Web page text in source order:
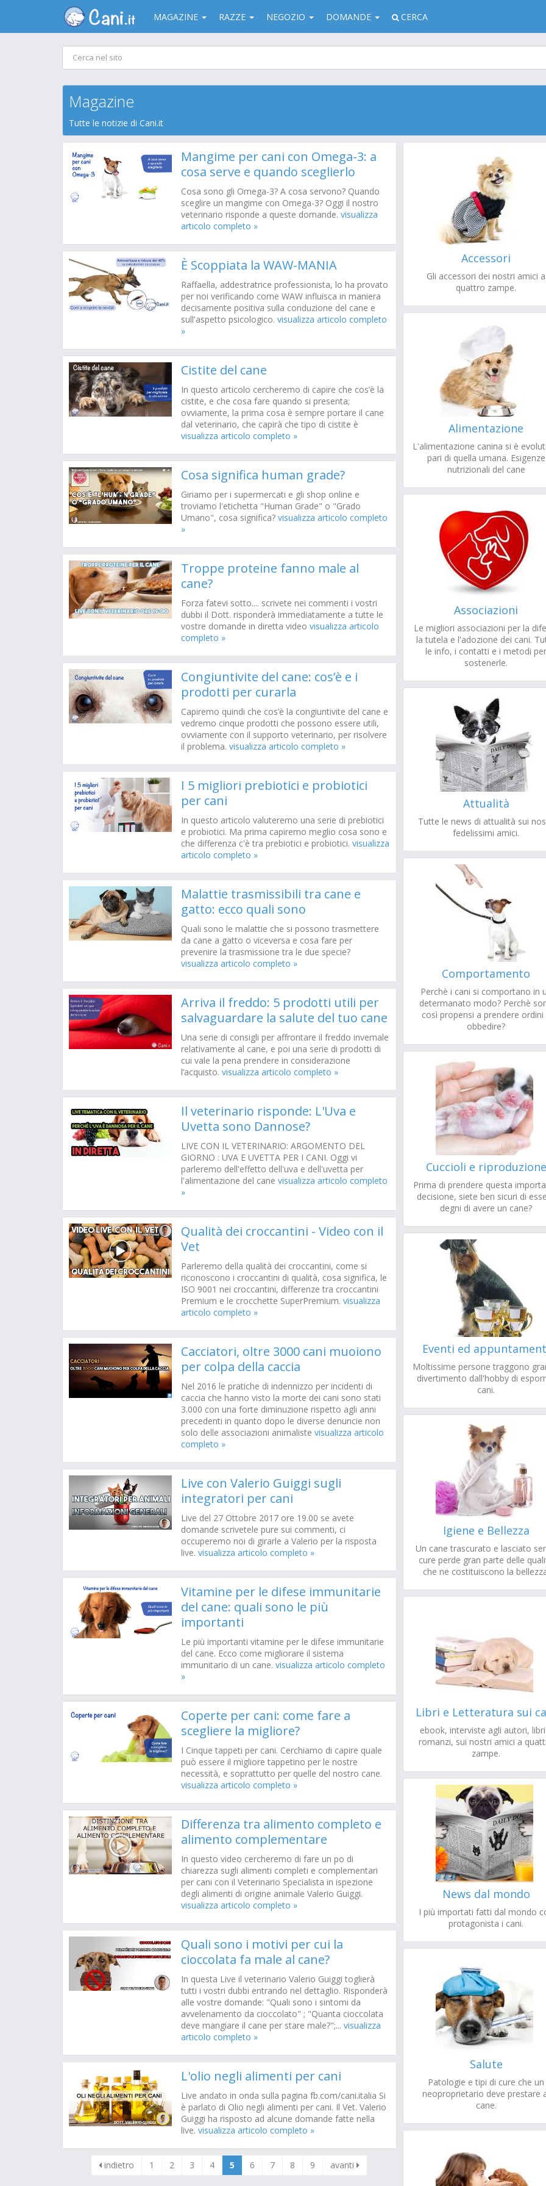
MAGAZINE RAZZE NEGOZIO DOMANDE CERCA
Magazine
Tutte le notizie di Cani.it
Mangime per cani con Omega-3: a
cosa serve e quando sceglierlo
Cosa sono gli Omega-3? A cosa servono? Quando
sceglire un mangime con Omega-3? Oggi il nostro
veterinario risponde a queste domande. visualizza
articolo completo »
È Scoppiata la WAW-MANIA
Raffaella, addestratrice professionista, lo ha provato
per noi verificando come WAW influisca in maniera
decisamente positiva sulla conduzione del cane e
sull'aspetto psicologico. visualizza articolo completo
»
Cistite del cane
In questo articolo cercheremo di capire che cos’è la
cistite, e che cosa fare quando si presenta;
ovviamente, la prima cosa è sempre portare il cane
dal veterinario, che capirà che tipo di cistite è
visualizza articolo completo »
Cosa significa human grade?
Giriamo per i supermercati e gli shop online e
troviamo l'etichetta "Human Grade" o "Grado
Umano", cosa significa? visualizza articolo completo
»
Troppe proteine fanno male al
cane?
Forza fatevi sotto.... scrivete nei commenti i vostri
dubbi il Dott. risponderà immediatamente a tutte le
vostre domande in diretta video visualizza articolo
completo »
Congiuntivite del cane: cos’è e i
prodotti per curarla
Capiremo quindi che cos’è la congiuntivite del cane e
vedremo cinque prodotti che possono essere utili,
ovviamente con il supporto veterinario, per risolvere
il problema. visualizza articolo completo »
I 5 migliori prebiotici e probiotici
per cani
In questo articolo valuteremo una serie di prebiotici
e probiotici. Ma prima capiremo meglio cosa sono e
che differenza c'è tra prebiotici e probiotici. visualizza
articolo completo »
Malattie trasmissibili tra cane e
gatto: ecco quali sono
Quali sono le malattie che si possono trasmettere
da cane a gatto o viceversa e cosa fare per
prevenire la trasmissione tra le due specie?
visualizza articolo completo »
Arriva il freddo: 5 prodotti utili per
salvaguardare la salute del tuo cane
Una serie di consigli per affrontare il freddo invernale
relativamente al cane, e poi una serie di prodotti di
cui vale la pena prendere in considerazione
l’acquisto. visualizza articolo completo »
Il veterinario risponde: L'Uva e
Uvetta sono Dannose?
LIVE CON IL VETERINARIO: ARGOMENTO DEL
GIORNO : UVA E UVETTA PER I CANI. Oggi vi
parleremo dell'effetto dell'uva e dell'uvetta per
l'alimentazione del cane visualizza articolo completo
»
Qualità dei croccantini - Video con il
Vet
Parleremo della qualità dei croccantini, come si
riconoscono i croccantini di qualità, cosa significa, le
ISO 9001 nei croccantini, differenze tra croccantini
Premium e le crocchette SuperPremium. visualizza
articolo completo »
Cacciatori, oltre 3000 cani muoiono
per colpa della caccia
Nel 2016 le pratiche di indennizzo per incidenti di
caccia che hanno visto la morte dei cani sono stati
3.000 con una forte diminuzione rispetto agli anni
precedenti in quanto dopo le diverse denuncie non
solo delle associazioni animaliste visualizza articolo
completo »
Live con Valerio Guiggi sugli
integratori per cani
Live del 27 Ottobre 2017 ore 19.00 se avete
domande scrivetele pure sui commenti, ci
occuperemo noi di girarle a Valerio per la risposta
live. visualizza articolo completo »
Vitamine per le difese immunitarie
del cane: quali sono le più
importanti
Le più importanti vitamine per le difese immunitarie
del cane. Ecco come migliorare il sistema
immunitario di un cane. visualizza articolo completo
»
Coperte per cani: come fare a
scegliere la migliore?
I Cinque tappeti per cani. Cerchiamo di capire quale
può essere il migliore tappetino per le nostre
necessità, e soprattutto per quelle del nostro cane.
visualizza articolo completo »
Differenza tra alimento completo e
alimento complementare
In questo video cercheremo di fare un po di
chiarezza sugli alimenti completi e complementari
per cani con il Veterinario Specialista in ispezione
degli alimenti di origine animale Valerio Guiggi.
visualizza articolo completo »
Quali sono i motivi per cui la
cioccolata fa male al cane?
In questa Live il veterinario Valerio Guiggi toglierà
tutti i vostri dubbi entrando nel dettaglio. Risponderà
alle vostre domande: "Quali sono i sintomi da
avvelenamento da cioccolato" ; "Quanta cioccolata
deve mangiare il cane per stare male?";... visualizza
articolo completo »
L'olio negli alimenti per cani
Live andato in onda sulla pagina fb.com/cani.italia Si
è parlato di Olio negli alimenti per cani. Il Vet. Valerio
Guiggi ha risposto ad alcune domande fatte nella
live. visualizza articolo completo »
indietro 1 2 3 4 5 6 7 8 9 avanti
Accessori
Gli accessori dei nostri amici a
quattro zampe.
Alimentazione
L'alimentazione canina si è
pari di quella umana. Esigenze
nutrizionali del cane
Associazioni
Le migliori associazioni per la
la tutela e l'adozione dei cani.
le info, i contatti e i metodi
sostenerle.
Attualità
Tutte le news di attualità sui
fedelissimi amici.
Comportamento
Perchè i cani si comportano in
determanato modo? Perchè
così propensi a prendere ordini
obbedire?
Cuccioli e riproduzione
Prima di prendere questa
decisione, siete ben sicuri di
degni di avere un cane?
Eventi ed
Moltissime persone traggono
divertimento dall'hobby di
cani.
Igiene e Bellezza
Un cane trascurato e lasciato
cure perde gran parte delle
che ne costituiscono la
Libri e Letteratura sui
ebook, interviste agli autori,
romanzi, sui nostri amici a
zampe.
News dal mondo
I più importati fatti dal mondo
protagonista i cani.
Salute
Patologie e tipi di cure che un
neoproprietario deve prestare
cane.